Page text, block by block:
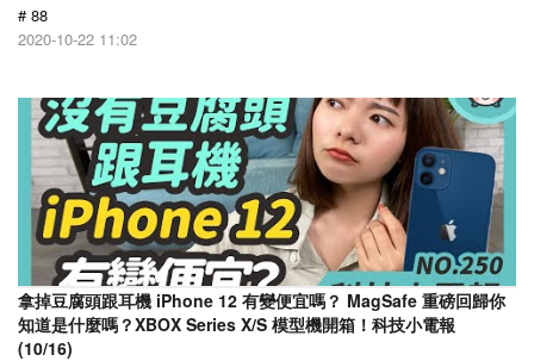
# 88
2020-10-22 11:02
拿掉豆腐頭跟耳機 iPhone 12 有變便宜嗎？ MagSafe 重磅回歸你
知道是什麼嗎？XBOX Series X/S 模型機開箱！科技小電報
(10/16)